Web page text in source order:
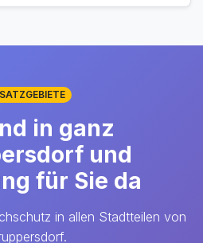
in ganz
und
für Sie da
in allen Stadtteilen von